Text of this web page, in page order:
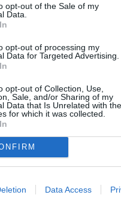
opt-out of the Sale of my
Data.
opt-out of processing my
Data for Targeted Advertising.
opt-out of Collection, Use,
Sale, and/or Sharing of my
Data that Is Unrelated with the
for which it was collected.
Data Access
arhīvs
MEKLĒT
ARHĪVU
Dalies